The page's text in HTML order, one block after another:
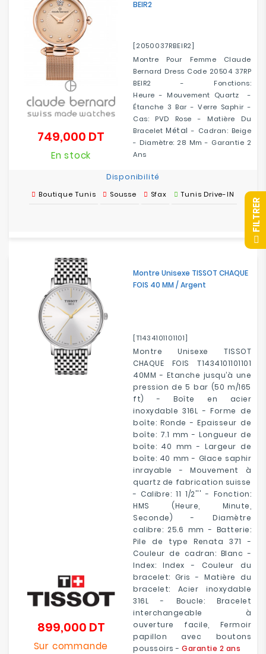
BEIR2
[2050037RBEIR2]
Montre Pour Femme Claude
Bernard Dress Code 20504 37RP
BEIR2 - Fonctions:
Heure - Mouvement Quartz -
Étanche 3 Bar - Verre Saphir -
Cas: PVD Rose - Matière Du
Bracelet Métal - Cadran: Beige
- Diamètre: 28 Mm - Garantie 2
Ans
749,000 DT
En stock
Disponibilité
Boutique Tunis Sousse Sfax Tunis Drive-IN
Montre Unisexe TISSOT CHAQUE
FOIS 40 MM / Argent
[T1434101101101]
Montre Unisexe TISSOT
CHAQUE FOIS T1434101101101
40MM - Etanche jusqu’à une
pression de 5 bar (50 m/165
ft) - Boîte en acier
inoxydable 316L - Forme de
boîte: Ronde - Epaisseur de
boîte: 7.1 mm - Longueur de
boîte: 40 mm - Largeur de
boîte: 40 mm - Glace saphir
inrayable - Mouvement à
quartz de fabrication suisse
- Calibre: 11 1/2''' - Fonction:
HMS (Heure, Minute,
Seconde) - Diamètre
calibre: 25.6 mm - Batterie:
Pile de type Renata 371 -
Couleur de cadran: Blanc -
Index: Index - Couleur du
bracelet: Gris - Matière du
bracelet: Acier inoxydable
316L - Boucle: Bracelet
interchangeable à
ouverture facile, Fermoir
papillon avec boutons
poussoirs - Garantie 2 ans
899,000 DTPrix
Sur commande
R